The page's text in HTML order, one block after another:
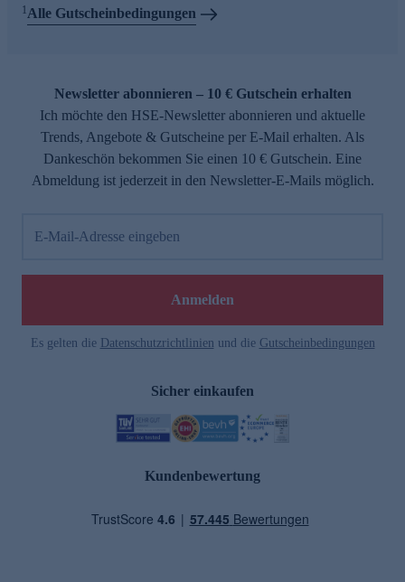
1Alle Gutscheinbedingungen
Newsletter abonnieren – 10 € Gutschein erhalten
Ich möchte den HSE-Newsletter abonnieren und aktuelle
Trends, Angebote & Gutscheine per E-Mail erhalten. Als
Dankeschön bekommen Sie einen 10 € Gutschein. Eine
Abmeldung ist jederzeit in den Newsletter-E-Mails möglich.
E-Mail-Adresse eingeben
Anmelden
Es gelten die Datenschutzrichtlinien und die Gutscheinbedingungen
Sicher einkaufen
Kundenbewertung